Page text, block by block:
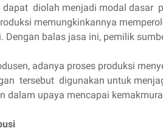
dapat diolah menjadi modal dasar
memungkinkannya
Dengan balas jasa ini, pemilik
adanya proses produksi
tersebut digunakan untuk
dalam upaya mencapai